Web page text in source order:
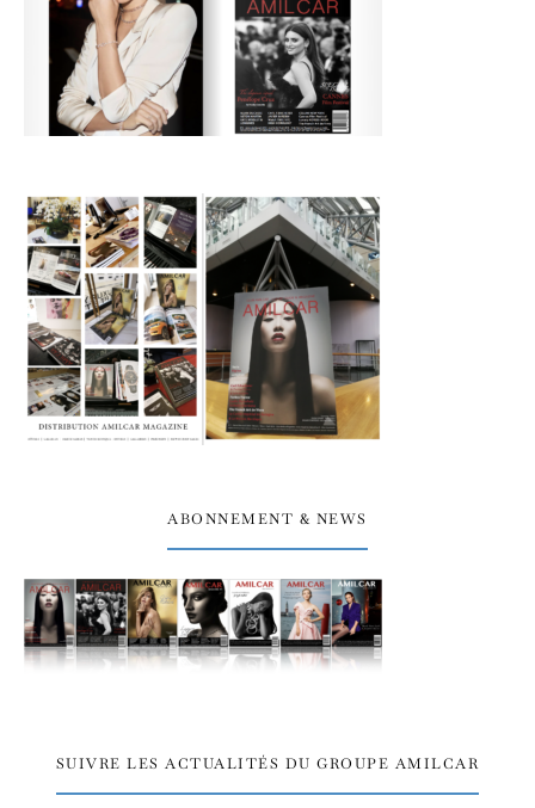
ABONNEMENT & NEWS
SUIVRE LES ACTUALITÉS DU GROUPE AMILCAR